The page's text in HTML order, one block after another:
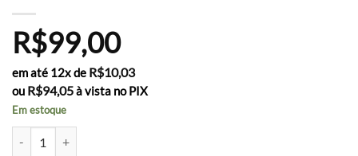
R$99,00
em até 12x de R$10,03
ou R$94,05à vista no PIX
Em estoque